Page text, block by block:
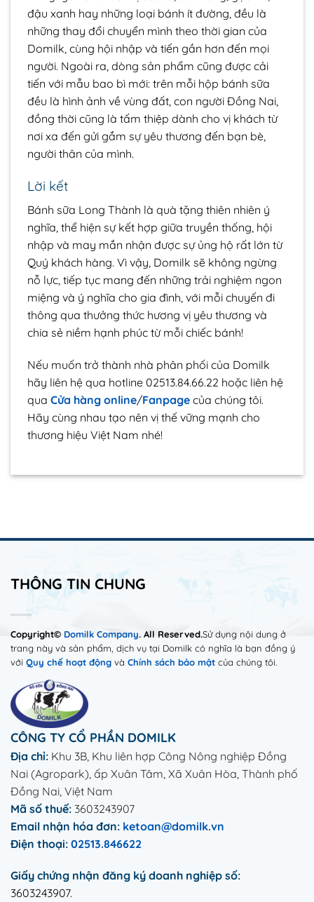
đậu xanh hay những loại bánh ít đường, đều là
những thay đổi chuyển mình theo thời gian của
Domilk, cùng hội nhập và tiến gần hơn đến mọi
người. Ngoài ra, dòng sản phẩm cũng được cải
tiến với mẫu bao bì mới: trên mỗi hộp bánh sữa
đều là hình ảnh về vùng đất, con người Đồng Nai,
đồng thời cũng là tấm thiệp dành cho vị khách từ
nơi xa đến gửi gắm sự yêu thương đến bạn bè,
người thân của mình.
Lời kết
Bánh sữa Long Thành là quà tặng thiên nhiên ý
nghĩa, thể hiện sự kết hợp giữa truyền thống, hội
nhập và may mắn nhận được sự ủng hộ rất lớn từ
Quý khách hàng. Vì vậy, Domilk sẽ không ngừng
nỗ lực, tiếp tục mang đến những trải nghiệm ngon
miệng và ý nghĩa cho gia đình, với mỗi chuyến đi
thông qua thưởng thức hương vị yêu thương và
chia sẻ niềm hạnh phúc từ mỗi chiếc bánh!
Nếu muốn trở thành nhà phân phối của Domilk
hãy liên hệ qua hotline 02513.84.66.22 hoặc liên hệ
qua Cửa hàng online/Fanpage của chúng tôi.
Hãy cùng nhau tạo nên vị thế vững mạnh cho
thương hiệu Việt Nam nhé!
THÔNG TIN CHUNG
Copyright© Domilk Company. All Reserved.Sử dụng nội dung ở
trang này và sản phẩm, dịch vụ tại Domilk có nghĩa là bạn đồng ý
với Quy chế hoạt động và Chính sách bảo mật của chúng tôi.
CÔNG TY CỔ PHẦN DOMILK
Địa chỉ: Khu 3B, Khu liên hợp Công Nông nghiệp Đồng
Nai (Agropark), ấp Xuân Tâm, Xã Xuân Hòa, Thành phố
Đồng Nai, Việt Nam
Mã số thuế: 3603243907
Email nhận hóa đơn: ketoan@domilk.vn
Điện thoại: 02513.846622
Giấy chứng nhận đăng ký doanh nghiệp số:
3603243907.